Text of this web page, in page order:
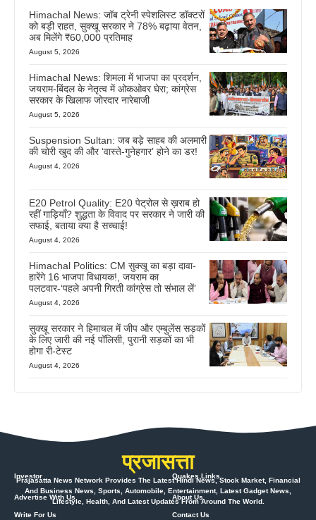
Himachal News: जॉब ट्रेनी स्पेशलिस्ट डॉक्टरों
को बड़ी राहत, सुक्खू सरकार ने 78% बढ़ाया वेतन,
अब मिलेंगे ₹60,000 प्रतिमाह
August 5, 2026
Himachal News: शिमला में भाजपा का प्रदर्शन,
जयराम-बिंदल के नेतृत्व में ओकओवर घेरा; कांग्रेस
सरकार के खिलाफ जोरदार नारेबाजी
August 5, 2026
Suspension Sultan: जब बड़े साहब की अलमारी
की चोरी खुद की और ‘वास्ते-गुनेहगार’ होने का डर!
August 4, 2026
E20 Petrol Quality: E20 पेट्रोल से ख़राब हो
रहीं गाड़ियाँ? शुद्धता के विवाद पर सरकार ने जारी की
सफाई, बताया क्या है सच्चाई!
August 4, 2026
Himachal Politics: CM सुक्खू का बड़ा दावा-
हारेंगे 16 भाजपा विधायक!, जयराम का
पलटवार-‘पहले अपनी गिरती कांग्रेस तो संभाल लें’
August 4, 2026
सुक्खू सरकार ने हिमाचल में जीप और एम्बुलेंस सड़कों
के लिए जारी की नई पॉलिसी, पुरानी सड़कों का भी
होगा री-टेस्ट
August 4, 2026
प्रजासत्ता
Prajasatta News Network Provides The Latest Hindi News, Stock Market, Financial
And Business News, Sports, Automobile, Entertainment, Latest Gadget News,
Lifestyle, Health, And Latest Updates From Around The World.
Investor
Advertise With Us
Write For Us
Quakes Links
About Us
Contact Us